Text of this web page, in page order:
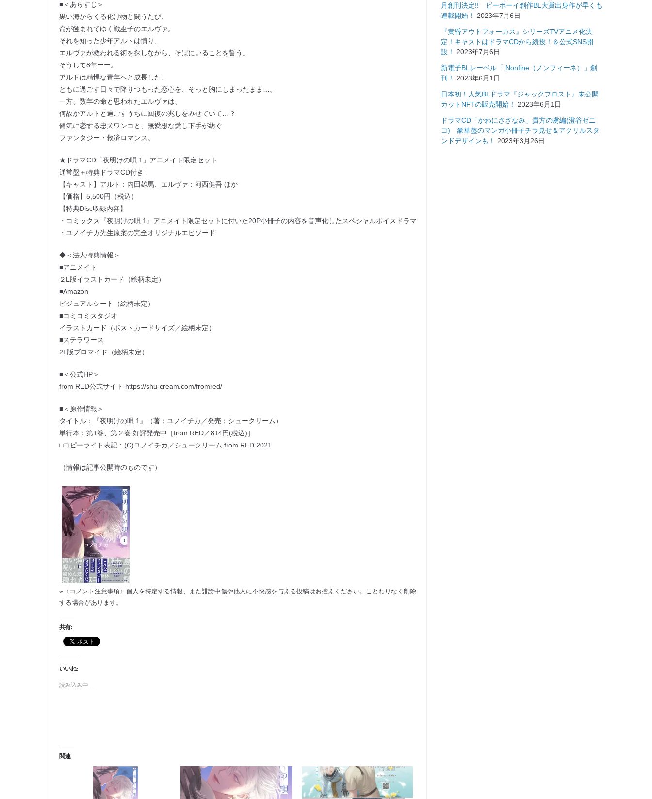
■＜あらすじ＞
黒い海からくる化け物と闘うたび、
命が蝕まれてゆく戦巫子のエルヴァ。
それを知った少年アルトは憤り、
エルヴァが救われる術を探しながら、そばにいることを誓う。
そうして8年ーー。
アルトは精悍な青年へと成長した。
ともに過ごす日々で降りつもった恋心を、そっと胸にしまったまま…。
一方、数年の命と思われたエルヴァは、
何故かアルトと過ごすうちに回復の兆しをみせていて…？
健気に恋する忠犬ワンコと、無愛想な愛し下手が紡ぐ
ファンタジー・救済ロマンス。
★ドラマCD「夜明けの唄 1」アニメイト限定セット
通常盤＋特典ドラマCD付き！
【キャスト】アルト：内田雄馬、エルヴァ：河西健吾 ほか
【価格】5,500円（税込）
【特典Disc収録内容】
・コミックス『夜明けの唄 1』アニメイト限定セットに付いた20P小冊子の内容を音声化したスペシャルボイスドラマ
・ユノイチカ先生原案の完全オリジナルエピソード
◆＜法人特典情報＞
■アニメイト
２L版イラストカード（絵柄未定）
■Amazon
ビジュアルシート（絵柄未定）
■コミコミスタジオ
イラストカード（ポストカードサイズ／絵柄未定）
■ステラワース
2L版ブロマイド（絵柄未定）
■＜公式HP＞
from RED公式サイト https://shu-cream.com/fromred/
■＜原作情報＞
タイトル：『夜明けの唄 1』（著：ユノイチカ／発売：シュークリーム）
単行本：第1巻、第２巻 好評発売中［from RED／814円(税込)］
□コピーライト表記：(C)ユノイチカ／シュークリーム from RED 2021
（情報は記事公開時のものです）
※〈コメント注意事項〉個人を特定する情報、また誹謗中傷や他人に不快感を与える投稿はお控えください。ことわりなく削除
する場合があります。
共有:
いいね:
読み込み中…
関連
月創刊決定!! ビーボーイ創作BL大賞出身作が早くも
連載開始！
2023年7月6日
『黄昏アウトフォーカス』シリーズTVアニメ化決
定！キャストはドラマCDから続投！＆公式SNS開
設！
2023年7月6日
新電子BLレーベル「.Nonfine（ノンフィーネ）」創
刊！
2023年6月1日
日本初！人気BLドラマ『ジャックフロスト』未公開
カットNFTの販売開始！
2023年6月1日
ドラマCD「かわにさざなみ」貴方の虜編(澄谷ゼニ
コ) 豪華盤のマンガ小冊子チラ見せ＆アクリルスタ
ンドデザインも！
2023年3月26日